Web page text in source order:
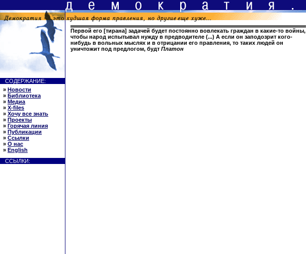
Первой его [тирана] задачей будет постоянно вовлекать граждан в какие-то войны,
чтобы народ испытывал нужду в предводителе (...) А если он заподозрит кого-
нибудь в вольных мыслях и в отрицании его правления, то таких людей он
уничтожит под предлогом, будт Платон
СОДЕРЖАНИЕ:
» Новости
» Библиотека
» Медиа
» X-files
» Хочу все знать
» Проекты
» Горячая линия
» Публикации
» Ссылки
» О нас
» English
ССЫЛКИ: